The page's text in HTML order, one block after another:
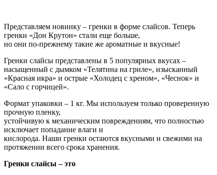
Представляем новинку – гренки в форме слайсов. Теперь
гренки «Дон Крутон» стали еще больше,
но они по-прежнему такие же ароматные и вкусные!
Гренки слайсы представлены в 5 популярных вкусах –
насыщенный с дымком «Телятина на гриле», изысканный
«Красная икра» и острые «Холодец с хреном», «Чеснок» и
«Сало с горчицей».
Формат упаковки – 1 кг. Мы используем только проверенную
прочную пленку,
устойчивую к механическим повреждениям, что полностью
исключает попадание влаги и
кислорода. Наши гренки остаются вкусными и свежими на
протяжении всего срока хранения.
Гренки слайсы – это